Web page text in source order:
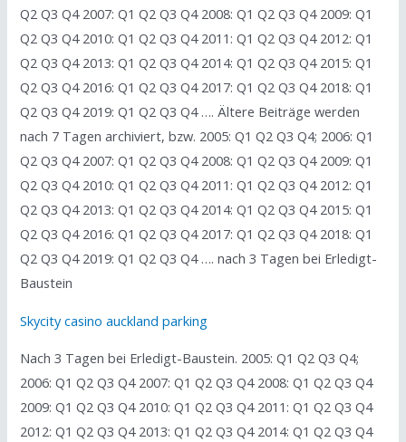
Q2 Q3 Q4 2007: Q1 Q2 Q3 Q4 2008: Q1 Q2 Q3 Q4 2009: Q1
Q2 Q3 Q4 2010: Q1 Q2 Q3 Q4 2011: Q1 Q2 Q3 Q4 2012: Q1
Q2 Q3 Q4 2013: Q1 Q2 Q3 Q4 2014: Q1 Q2 Q3 Q4 2015: Q1
Q2 Q3 Q4 2016: Q1 Q2 Q3 Q4 2017: Q1 Q2 Q3 Q4 2018: Q1
Q2 Q3 Q4 2019: Q1 Q2 Q3 Q4 …. Ältere Beiträge werden
nach 7 Tagen archiviert, bzw. 2005: Q1 Q2 Q3 Q4; 2006: Q1
Q2 Q3 Q4 2007: Q1 Q2 Q3 Q4 2008: Q1 Q2 Q3 Q4 2009: Q1
Q2 Q3 Q4 2010: Q1 Q2 Q3 Q4 2011: Q1 Q2 Q3 Q4 2012: Q1
Q2 Q3 Q4 2013: Q1 Q2 Q3 Q4 2014: Q1 Q2 Q3 Q4 2015: Q1
Q2 Q3 Q4 2016: Q1 Q2 Q3 Q4 2017: Q1 Q2 Q3 Q4 2018: Q1
Q2 Q3 Q4 2019: Q1 Q2 Q3 Q4 …. nach 3 Tagen bei Erledigt-
Baustein
Skycity casino auckland parking
Nach 3 Tagen bei Erledigt-Baustein. 2005: Q1 Q2 Q3 Q4;
2006: Q1 Q2 Q3 Q4 2007: Q1 Q2 Q3 Q4 2008: Q1 Q2 Q3 Q4
2009: Q1 Q2 Q3 Q4 2010: Q1 Q2 Q3 Q4 2011: Q1 Q2 Q3 Q4
2012: Q1 Q2 Q3 Q4 2013: Q1 Q2 Q3 Q4 2014: Q1 Q2 Q3 Q4